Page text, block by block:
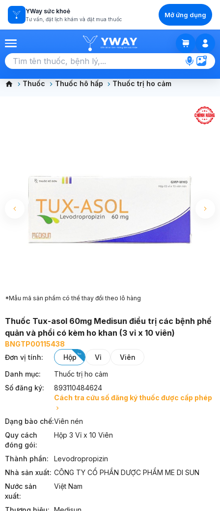
YWay sức khoẻ
Tư vấn, đặt lịch khám và đặt mua thuốc
Mở ứng dụng
Chọn tất cả (0) GIỎ HÀNG
Thuốc Thuốc hô hấp Thuốc trị ho cảm
*Mẫu mã sản phẩm có thể thay đổi theo lô hàng
Thuốc Tux-asol 60mg Medisun điều trị các bệnh phế
quản và phổi có kèm ho khan (3 vỉ x 10 viên)
BNGTP00115438
Đơn vị tính: hộp vỉ viên
Danh mục:
Thuốc trị ho cảm
Số đăng ký:
893110484624
Cách tra cứu số đăng ký thuốc được cấp phép
Dạng bào chế:Viên nén
Quy cách
đóng gói:
Hộp 3 Vỉ x 10 Viên
Thành phần:
Levodropropizin
Nhà sản xuất: CÔNG TY CỔ PHẦN DƯỢC PHẨM ME DI SUN
Nước sản
xuất:
Việt Nam